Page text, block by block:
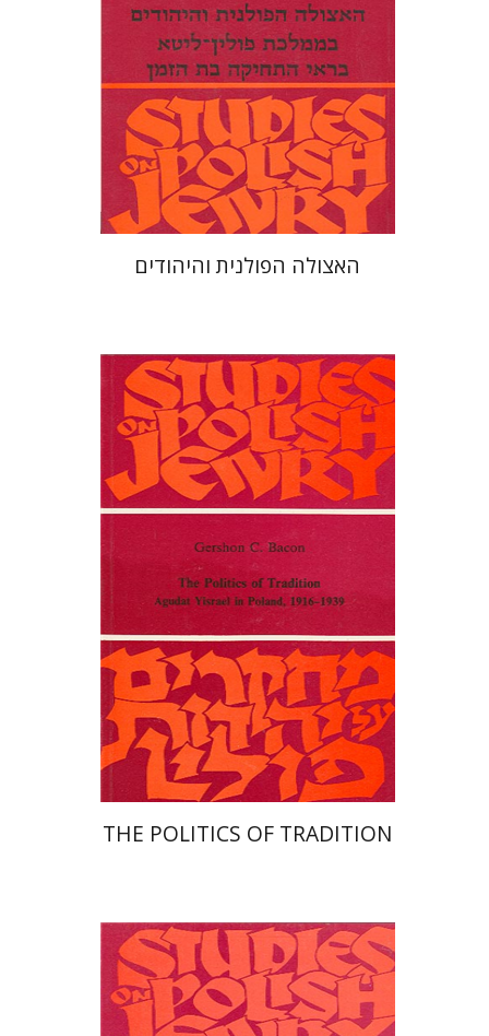
הנחת אתר ספר מודפס
$19
האצולה הפולנית והיהודים
גרשון בייקון
הנחת אתר ספר מודפס
$46
$41
THE POLITICS OF TRADITION
שמואל ורסס